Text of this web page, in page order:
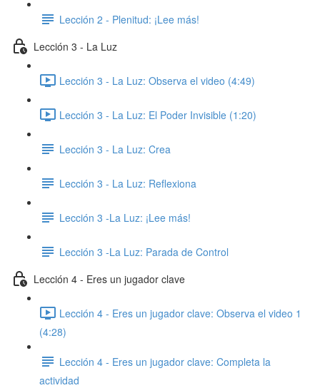
Lección 2 - Plenitud: ¡Lee más!
Lección 3 - La Luz
Lección 3 - La Luz: Observa el video (4:49)
Lección 3 - La Luz: El Poder Invisible (1:20)
Lección 3 - La Luz: Crea
Lección 3 - La Luz: Reflexiona
Lección 3 -La Luz: ¡Lee más!
Lección 3 -La Luz: Parada de Control
Lección 4 - Eres un jugador clave
Lección 4 - Eres un jugador clave: Observa el video 1
(4:28)
Lección 4 - Eres un jugador clave: Completa la
actividad